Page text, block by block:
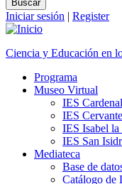
Iniciar sesión | Register
Ciencia y Educación en
Programa
Museo Virtual
IES
IES
IES Isabel la
IES San
Mediateca
Base de
Catálogo de